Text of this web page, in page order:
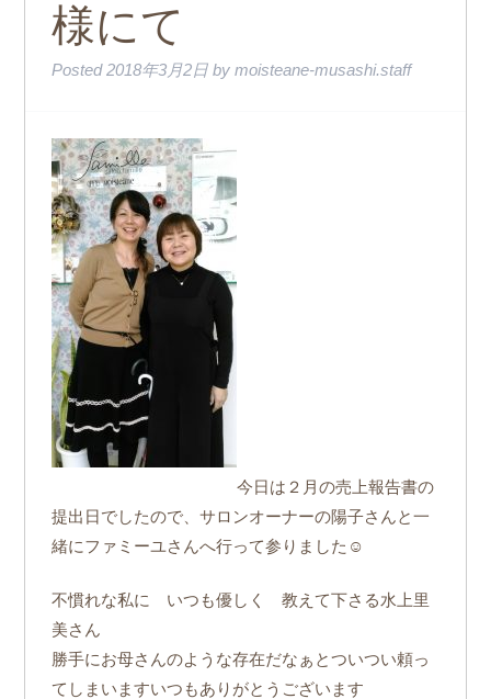
様にて
Posted2018年3月2日 by moisteane-musashi.staff
今日は２月の売上報告書の
提出日でしたので、サロンオーナーの陽子さんと一
緒にファミーユさんへ行って参りました☺
不慣れな私に いつも優しく 教えて下さる水上里
美さん
勝手にお母さんのような存在だなぁとついつい頼っ
てしまいますいつもありがとうございます